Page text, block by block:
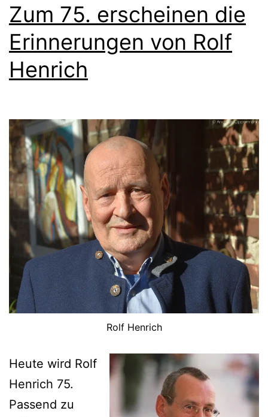
Zum 75. erscheinen die
Erinnerungen von Rolf
Henrich
Rolf Henrich
Heute wird Rolf
Henrich 75.
Passend zu